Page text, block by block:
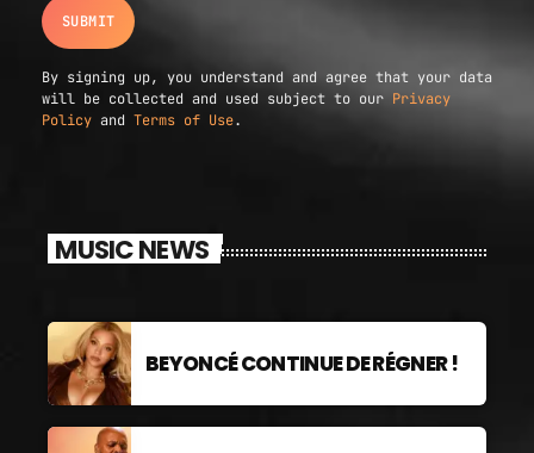
By signing up, you understand and agree that your data
will be collected and used subject to our Privacy
Policy and Terms of Use.
MUSIC NEWS
BEYONCÉ CONTINUE DE RÉGNER !